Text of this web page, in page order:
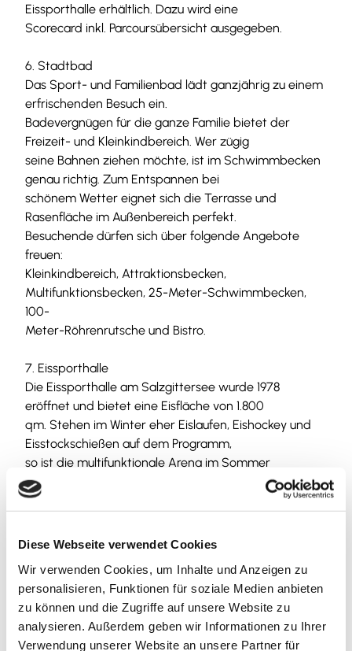
Diese Webseite verwendet Cookies
Wir verwenden Cookies, um Inhalte und Anzeigen zu
personalisieren, Funktionen für soziale Medien anbieten
zu können und die Zugriffe auf unsere Website zu
analysieren. Außerdem geben wir Informationen zu Ihrer
Verwendung unserer Website an unsere Partner für
Eissporthalle erhältlich. Dazu wird eine
Scorecard inkl. Parcoursübersicht ausgegeben.
6. Stadtbad
Das Sport- und Familienbad lädt ganzjährig zu einem
erfrischenden Besuch ein.
Badevergnügen für die ganze Familie bietet der
Freizeit- und Kleinkindbereich. Wer zügig
seine Bahnen ziehen möchte, ist im Schwimmbecken
genau richtig. Zum Entspannen bei
schönem Wetter eignet sich die Terrasse und
Rasenfläche im Außenbereich perfekt.
Besuchende dürfen sich über folgende Angebote
freuen:
Kleinkindbereich, Attraktionsbecken,
Multifunktionsbecken, 25-Meter-Schwimmbecken,
100-
Meter-Röhrenrutsche und Bistro.
7. Eissporthalle
Die Eissporthalle am Salzgittersee wurde 1978
eröffnet und bietet eine Eisfläche von 1.800
qm. Stehen im Winter eher Eislaufen, Eishockey und
Eisstockschießen auf dem Programm,
so ist die multifunktionale Arena im Sommer
Schauplatz von Musik- und
Sportveranstaltungen sowie Fachmessen.
8. Veranstaltungen
Veranstaltungs- und Aktionstage statt,
die bis zu mehrere zehntausend Besucherenden an
den See locken. Aktuelle Termine
werden auf den städtischen Internetseiten und im